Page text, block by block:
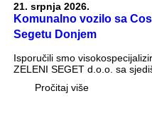
21. srpnja 2026.
Komunalno vozilo sa
Segetu Donjem
Isporučili smo
ZELENI SEGET d.o.o. sa
Pročitaj više